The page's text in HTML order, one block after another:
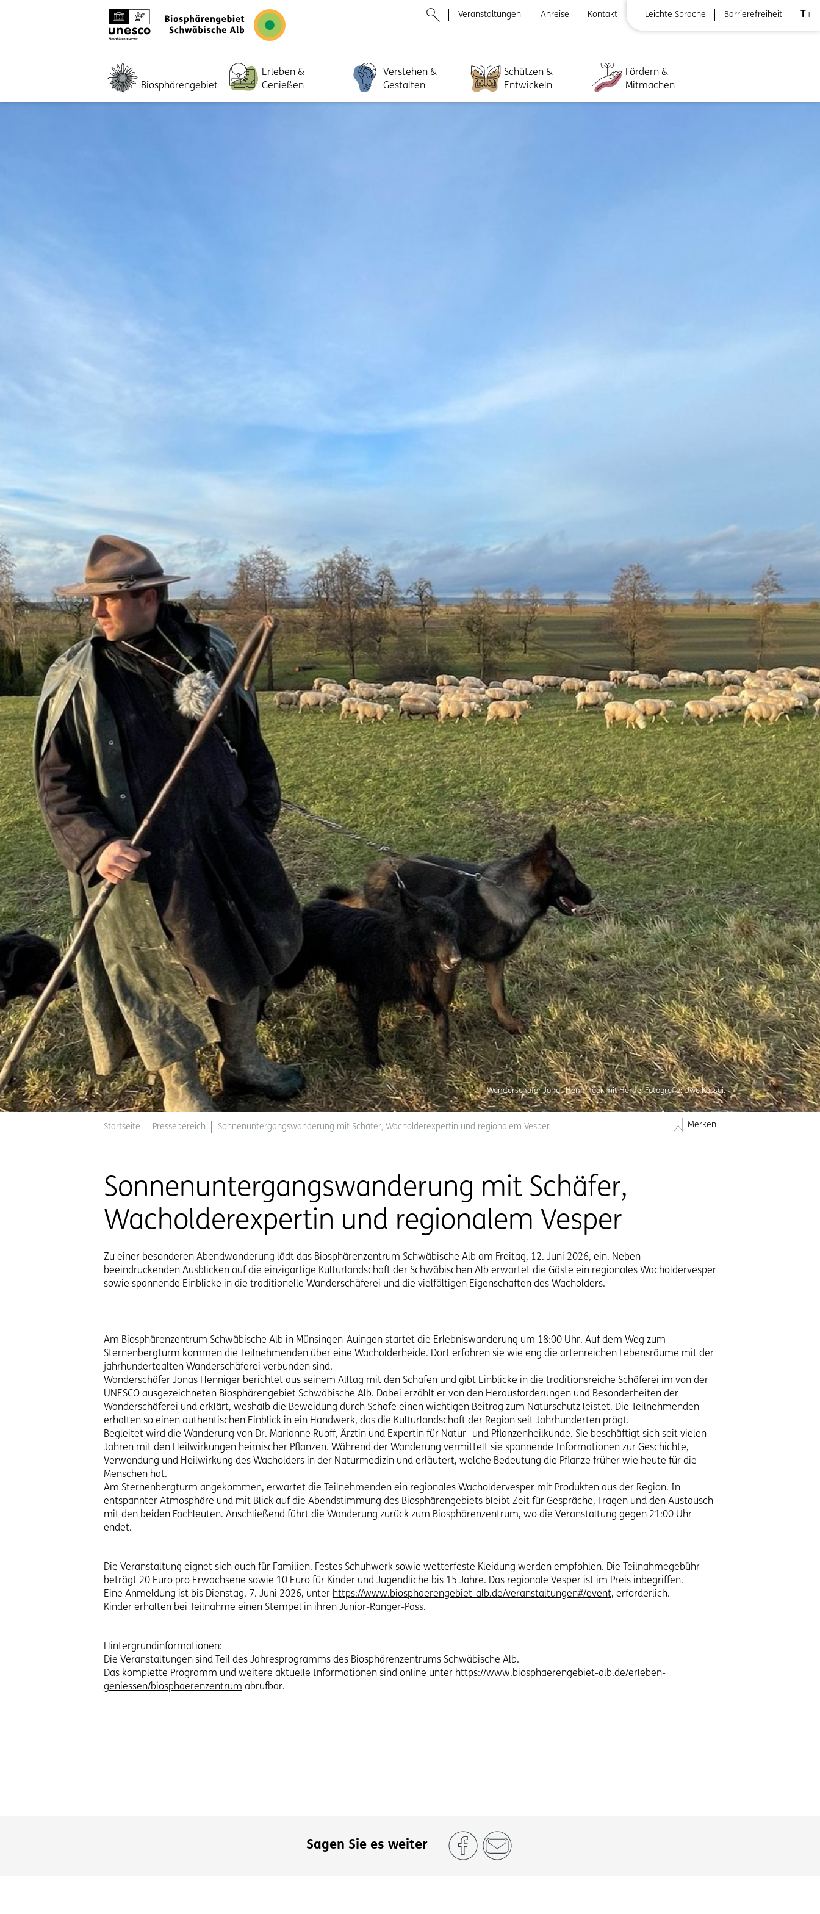
Veranstaltungen Anreise Kontakt Leichte Sprache Barrierefreiheit
Biosphärengebiet
Erleben &
Genießen
Verstehen &
Gestalten
Schützen &
Entwickeln
Fördern &
Mitmachen
Wanderschäfer Jonas Henninger mit Herde; Fotografie: Uwe Kassai.
Startseite Pressebereich Sonnenuntergangswanderung mit Schäfer, Wacholderexpertin und regionalem Vesper Merken
Sonnenuntergangswanderung mit Schäfer,
Wacholderexpertin und regionalem Vesper
Zu einer besonderen Abendwanderung lädt das Biosphärenzentrum Schwäbische Alb am Freitag, 12. Juni 2026, ein. Neben
beeindruckenden Ausblicken auf die einzigartige Kulturlandschaft der Schwäbischen Alb erwartet die Gäste ein regionales Wacholdervesper
sowie spannende Einblicke in die traditionelle Wanderschäferei und die vielfältigen Eigenschaften des Wacholders.
Am Biosphärenzentrum Schwäbische Alb in Münsingen-Auingen startet die Erlebniswanderung um 18:00 Uhr. Auf dem Weg zum
Sternenbergturm kommen die Teilnehmenden über eine Wacholderheide. Dort erfahren sie wie eng die artenreichen Lebensräume mit der
jahrhundertealten Wanderschäferei verbunden sind.
Wanderschäfer Jonas Henniger berichtet aus seinem Alltag mit den Schafen und gibt Einblicke in die traditionsreiche Schäferei im von der
UNESCO ausgezeichneten Biosphärengebiet Schwäbische Alb. Dabei erzählt er von den Herausforderungen und Besonderheiten der
Wanderschäferei und erklärt, weshalb die Beweidung durch Schafe einen wichtigen Beitrag zum Naturschutz leistet. Die Teilnehmenden
erhalten so einen authentischen Einblick in ein Handwerk, das die Kulturlandschaft der Region seit Jahrhunderten prägt.
Begleitet wird die Wanderung von Dr. Marianne Ruoff, Ärztin und Expertin für Natur- und Pflanzenheilkunde. Sie beschäftigt sich seit vielen
Jahren mit den Heilwirkungen heimischer Pflanzen. Während der Wanderung vermittelt sie spannende Informationen zur Geschichte,
Verwendung und Heilwirkung des Wacholders in der Naturmedizin und erläutert, welche Bedeutung die Pflanze früher wie heute für die
Menschen hat.
Am Sternenbergturm angekommen, erwartet die Teilnehmenden ein regionales Wacholdervesper mit Produkten aus der Region. In
entspannter Atmosphäre und mit Blick auf die Abendstimmung des Biosphärengebiets bleibt Zeit für Gespräche, Fragen und den Austausch
mit den beiden Fachleuten. Anschließend führt die Wanderung zurück zum Biosphärenzentrum, wo die Veranstaltung gegen 21:00 Uhr
endet.
Die Veranstaltung eignet sich auch für Familien. Festes Schuhwerk sowie wetterfeste Kleidung werden empfohlen. Die Teilnahmegebühr
beträgt 20 Euro pro Erwachsene sowie 10 Euro für Kinder und Jugendliche bis 15 Jahre. Das regionale Vesper ist im Preis inbegriffen.
Eine Anmeldung ist bis Dienstag, 7. Juni 2026, unter https://www.biosphaerengebiet-alb.de/veranstaltungen#/event, erforderlich.
Kinder erhalten bei Teilnahme einen Stempel in ihren Junior-Ranger-Pass.
Hintergrundinformationen:
Die Veranstaltungen sind Teil des Jahresprogramms des Biosphärenzentrums Schwäbische Alb.
Das komplette Programm und weitere aktuelle Informationen sind online unter https://www.biosphaerengebiet-alb.de/erleben-
geniessen/biosphaerenzentrum abrufbar.
Sagen Sie es weiter